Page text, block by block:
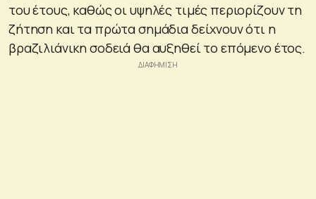
του έτους, καθώς οι υψηλές τιμές περιορίζουν τη
ζήτηση και τα πρώτα σημάδια δείχνουν ότι η
βραζιλιάνικη σοδειά θα αυξηθεί το επόμενο έτος.